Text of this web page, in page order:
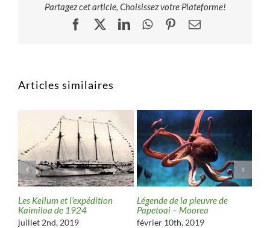
Partagez cet article, Choisissez votre Plateforme!
FacebookLinkedInWhatsApp
Pinterest
Email
Articles similaires
Les Kellum et l’expédition
Kaimiloa de 1924
juillet 2nd, 2019
Légende de la pieuvre de
Papetoai – Moorea
février 10th, 2019